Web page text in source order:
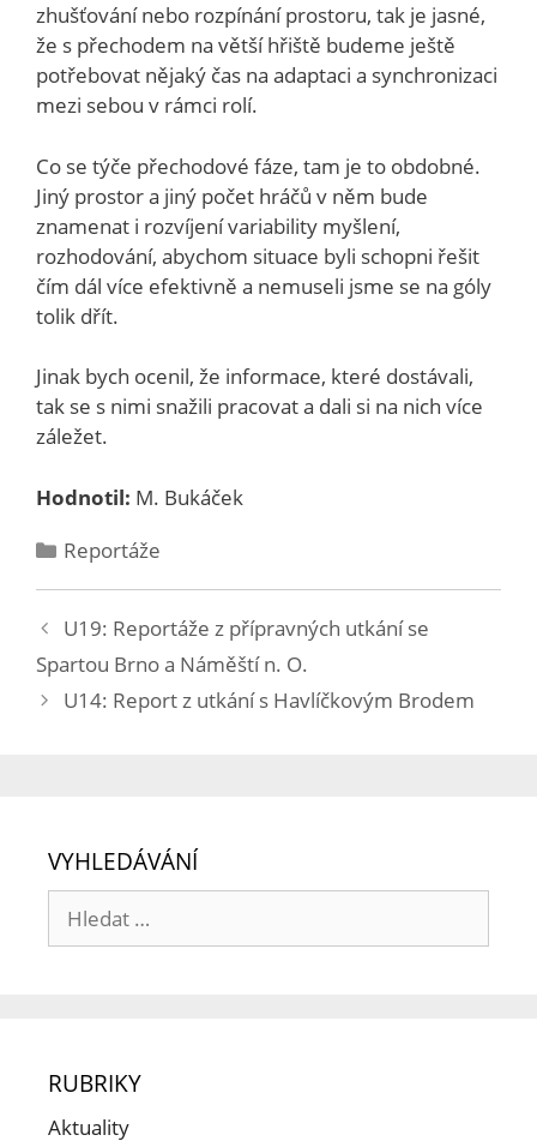
zhušťování nebo rozpínání prostoru, tak je jasné,
že s přechodem na větší hřiště budeme ještě
potřebovat nějaký čas na adaptaci a synchronizaci
mezi sebou v rámci rolí.
Co se týče přechodové fáze, tam je to obdobné.
Jiný prostor a jiný počet hráčů v něm bude
znamenat i rozvíjení variability myšlení,
rozhodování, abychom situace byli schopni řešit
čím dál více efektivně a nemuseli jsme se na góly
tolik dřít.
Jinak bych ocenil, že informace, které dostávali,
tak se s nimi snažili pracovat a dali si na nich více
záležet.
Hodnotil: M. Bukáček
Reportáže
U19: Reportáže z přípravných utkání se
Spartou Brno a Náměští n. O.
U14: Report z utkání s Havlíčkovým Brodem
VYHLEDÁVÁNÍ
RUBRIKY
Aktuality